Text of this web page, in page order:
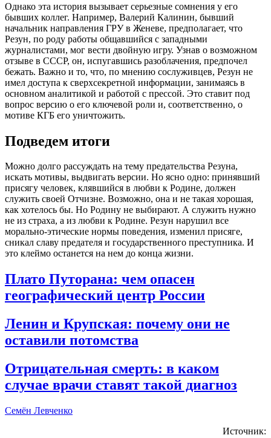
Однако эта история вызывает серьезные сомнения у его
бывших коллег. Например, Валерий Калинин, бывший
начальник направления ГРУ в Женеве, предполагает, что
Резун, по роду работы общавшийся с западными
журналистами, мог вести двойную игру. Узнав о возможном
отзыве в СССР, он, испугавшись разоблачения, предпочел
бежать. Важно и то, что, по мнению сослуживцев, Резун не
имел доступа к сверхсекретной информации, занимаясь в
основном аналитикой и работой с прессой. Это ставит под
вопрос версию о его ключевой роли и, соответственно, о
мотиве КГБ его уничтожить.
Подведем итоги
Можно долго рассуждать на тему предательства Резуна,
искать мотивы, выдвигать версии. Но ясно одно: принявший
присягу человек, клявшийся в любви к Родине, должен
служить своей Отчизне. Возможно, она и не такая хорошая,
как хотелось бы. Но Родину не выбирают. А служить нужно
не из страха, а из любви к Родине. Резун нарушил все
морально-этические нормы поведения, изменил присяге,
сникал славу предателя и государственного преступника. И
это клеймо останется на нем до конца жизни.
Плато Путорана: чем опасен
географический центр России
Ленин и Крупская: почему они не
оставили потомства
Отрицательная смерть: в каком
случае врачи ставят такой диагноз
Семён Левченко
Источник: